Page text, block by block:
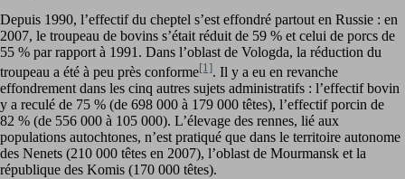
Depuis 1990, l’effectif du cheptel s’est effondré partout en Russie : en
2007, le troupeau de bovins s’était réduit de 59 % et celui de porcs de
55 % par rapport à 1991. Dans l’oblast de Vologda, la réduction du
troupeau a été à peu près conforme[1]. Il y a eu en revanche
effondrement dans les cinq autres sujets administratifs : l’effectif bovin
y a reculé de 75 % (de 698 000 à 179 000 têtes), l’effectif porcin de
82 % (de 556 000 à 105 000). L’élevage des rennes, lié aux
populations autochtones, n’est pratiqué que dans le territoire autonome
des Nenets (210 000 têtes en 2007), l’oblast de Mourmansk et la
république des Komis (170 000 têtes).